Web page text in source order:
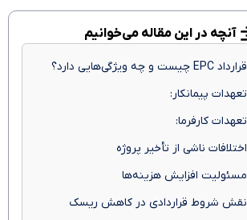
آنچه در این مقاله می‌خوانیم
قرارداد EPC چیست و چه ویژگی‌هایی دارد؟
تعهدات پیمانکار:
تعهدات کارفرما:
اختلافات ناشی از تأخیر پروژه
مسئولیت افزایش هزینه‌ها
نقش شروط قراردادی در کاهش ریسک